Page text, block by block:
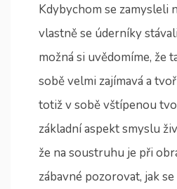
Kdybychom se zamysleli
vlastně se úderníky
možná si uvědomíme, že
sobě velmi zajímavá a
totiž v sobě vštípenou
základní aspekt smyslu
že na soustruhu je při
zábavné pozorovat, jak